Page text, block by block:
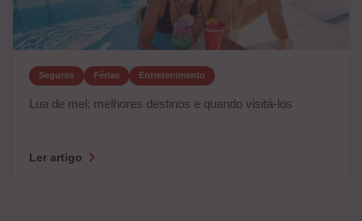
Seguros Férias Entretenimento
Lua de mel: melhores destinos e quando visitá-los
Ler artigo